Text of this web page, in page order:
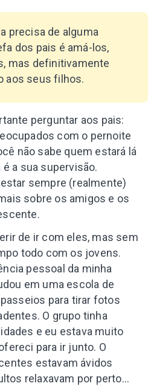
precisa de alguma
dos pais é amá-los,
mas definitivamente
aos seus filhos.
perguntar aos pais:
com o pernoite
não sabe quem estará lá
a sua supervisão.
sempre (realmente)
sobre os amigos e os
de ir com eles, mas sem
todo com os jovens.
pessoal da minha
em uma escola de
para tirar fotos
O grupo tinha
e eu estava muito
para ir junto. O
estavam ávidos
relaxavam por perto…